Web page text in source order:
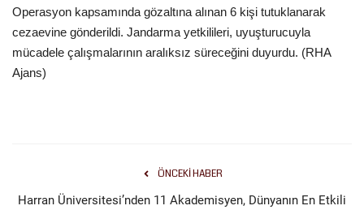
İletişim
Kültür Sanat
Operasyon kapsamında gözaltına alınan 6 kişi tutuklanarak
cezaevine gönderildi. Jandarma yetkilileri, uyuşturucuyla
mücadele çalışmalarının aralıksız süreceğini duyurdu. (RHA
Ajans)
ÖNCEKI HABER
Harran Üniversitesi’nden 11 Akademisyen, Dünyanın En Etkili